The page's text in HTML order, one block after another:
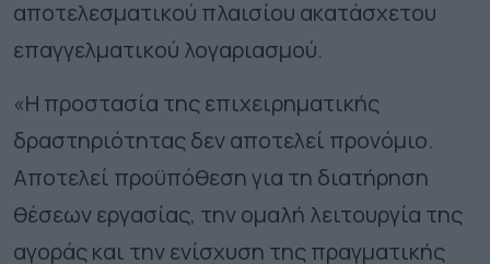
αποτελεσματικού πλαισίου ακατάσχετου
επαγγελματικού λογαριασμού.
«Η προστασία της επιχειρηματικής
δραστηριότητας δεν αποτελεί προνόμιο.
Αποτελεί προϋπόθεση για τη διατήρηση
θέσεων εργασίας, την ομαλή λειτουργία της
αγοράς και την ενίσχυση της πραγματικής